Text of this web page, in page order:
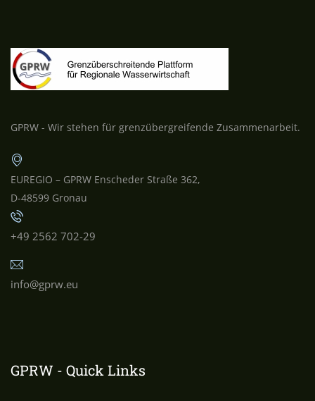
GPRW - Wir stehen für grenzübergreifende Zusammenarbeit.
EUREGIO – GPRW Enscheder Straße 362,
D-48599 Gronau
+49 2562 702-29
info@gprw.eu
GPRW - Quick Links